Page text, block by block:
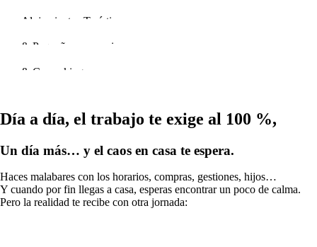
Alojamientos Turísticos
& Pequeños comercios
& Coworking
Día a día, el trabajo te exige al 100 %,
Un día más… y el caos en casa te espera.
Haces malabares con los horarios, compras, gestiones, hijos…
Y cuando por fin llegas a casa, esperas encontrar un poco de calma.
Pero la realidad te recibe con otra jornada: